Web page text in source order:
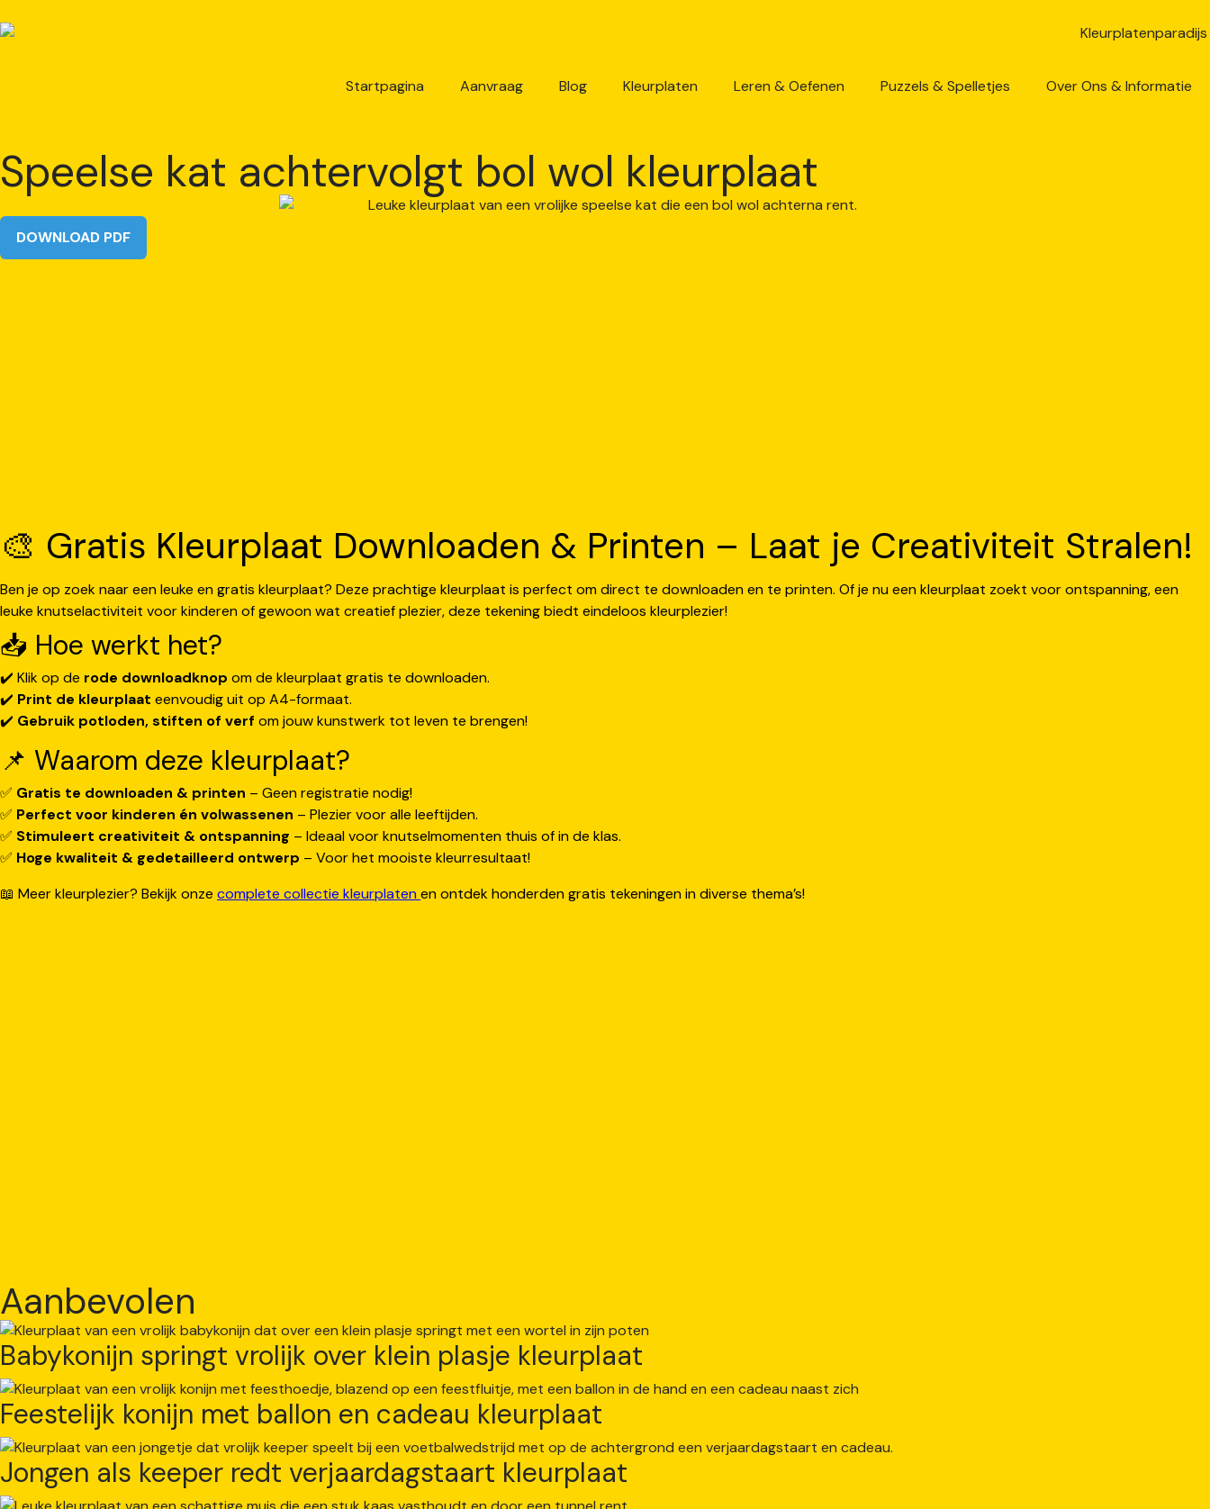
Startpagina Aanvraag Blog Kleurplaten Leren & Oefenen Puzzels & Spelletjes Over Ons & Informatie
Speelse kat achtervolgt bol wol kleurplaat
DOWNLOAD PDF
🎨 Gratis Kleurplaat Downloaden & Printen – Laat je Creativiteit Stralen!
Ben je op zoek naar een leuke en gratis kleurplaat? Deze prachtige kleurplaat is perfect om direct te downloaden en te printen. Of je nu een kleurplaat zoekt voor ontspanning, een
leuke knutselactiviteit voor kinderen of gewoon wat creatief plezier, deze tekening biedt eindeloos kleurplezier!
📥 Hoe werkt het?
✔️ Klik op de rode downloadknop om de kleurplaat gratis te downloaden.
✔️ Print de kleurplaat eenvoudig uit op A4-formaat.
✔️ Gebruik potloden, stiften of verf om jouw kunstwerk tot leven te brengen!
📌 Waarom deze kleurplaat?
✅ Gratis te downloaden & printen – Geen registratie nodig!
✅ Perfect voor kinderen én volwassenen – Plezier voor alle leeftijden.
✅ Stimuleert creativiteit & ontspanning – Ideaal voor knutselmomenten thuis of in de klas.
✅ Hoge kwaliteit & gedetailleerd ontwerp – Voor het mooiste kleurresultaat!
📖 Meer kleurplezier? Bekijk onze complete collectie kleurplatenen ontdek honderden gratis tekeningen in diverse thema’s!
Aanbevolen
Babykonijn springt vrolijk over klein plasje kleurplaat
Feestelijk konijn met ballon en cadeau kleurplaat
Jongen als keeper redt verjaardagstaart kleurplaat